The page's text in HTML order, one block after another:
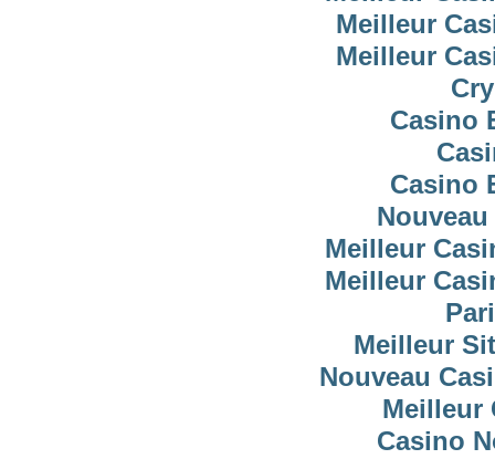
Meilleur
Meilleur
Casino
Casino
Meilleur
Meilleur
Meilleur
Nouveau
Meilleur
Casino